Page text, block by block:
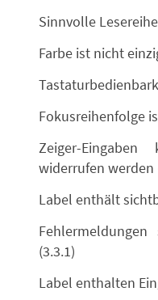
Sinnvolle
Farbe ist nicht
Fokusreihenfolge
Zeiger-
widerrufen werden
Label enthält
(3.3.1)
Label enthalten